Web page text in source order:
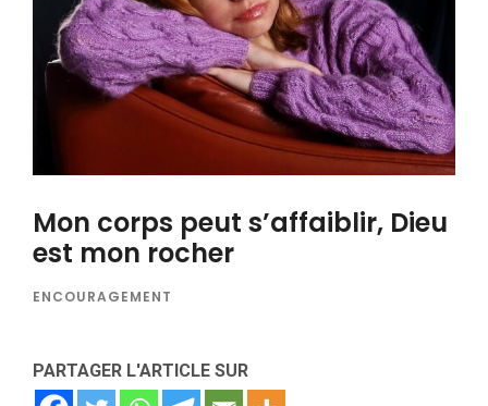
Mon corps peut s’affaiblir, Dieu
est mon rocher
ENCOURAGEMENT
PARTAGER L'ARTICLE SUR